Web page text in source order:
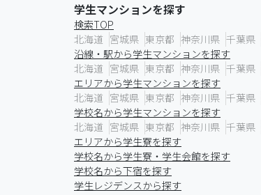
学生マンションを探す
検索TOP
北海道 宮城県 東京都 神奈川県 千葉県
沿線・駅から学生マンションを探す
北海道 宮城県 東京都 神奈川県 千葉県
エリアから学生マンションを探す
北海道 宮城県 東京都 神奈川県 千葉県
学校名から学生マンションを探す
北海道 宮城県 東京都 神奈川県 千葉県
エリアから学生寮を探す
学校名から学生寮・学生会館を探す
学校名から下宿を探す
学生レジデンスから探す